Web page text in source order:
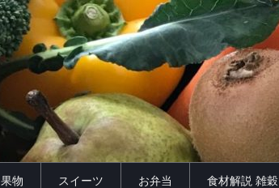
果物 スイーツ お弁当 食材解説 雑穀